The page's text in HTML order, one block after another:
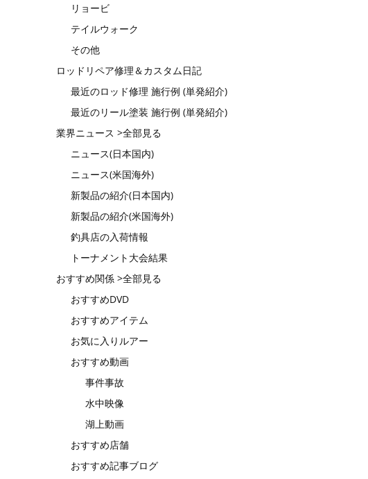
リョービ
テイルウォーク
その他
ロッドリペア修理＆カスタム日記
最近のロッド修理 施行例 (単発紹介)
最近のリール塗装 施行例 (単発紹介)
業界ニュース >全部見る
ニュース(日本国内)
ニュース(米国海外)
新製品の紹介(日本国内)
新製品の紹介(米国海外)
釣具店の入荷情報
トーナメント大会結果
おすすめ関係 >全部見る
おすすめDVD
おすすめアイテム
お気に入りルアー
おすすめ動画
事件事故
水中映像
湖上動画
おすすめ店舗
おすすめ記事ブログ